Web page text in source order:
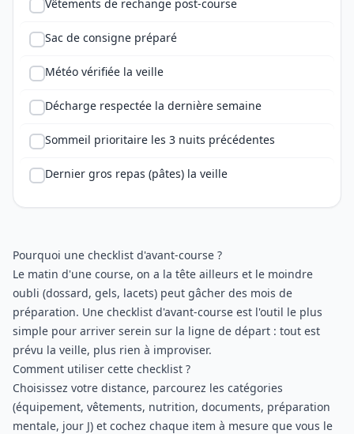
Vêtements de rechange post-course
Sac de consigne préparé
Météo vérifiée la veille
Décharge respectée la dernière semaine
Sommeil prioritaire les 3 nuits précédentes
Dernier gros repas (pâtes) la veille
Pourquoi une checklist d'avant-course ?
Le matin d'une course, on a la tête ailleurs et le moindre
oubli (dossard, gels, lacets) peut gâcher des mois de
préparation. Une checklist d'avant-course est l'outil le plus
simple pour arriver serein sur la ligne de départ : tout est
prévu la veille, plus rien à improviser.
Comment utiliser cette checklist ?
Choisissez votre distance, parcourez les catégories
(équipement, vêtements, nutrition, documents, préparation
mentale, jour J) et cochez chaque item à mesure que vous le